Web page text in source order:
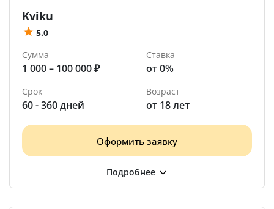
Kviku
5.0
Сумма
1 000 – 100 000 ₽
Ставка
от 0%
Срок
60 - 360 дней
Возраст
от 18 лет
Оформить заявку